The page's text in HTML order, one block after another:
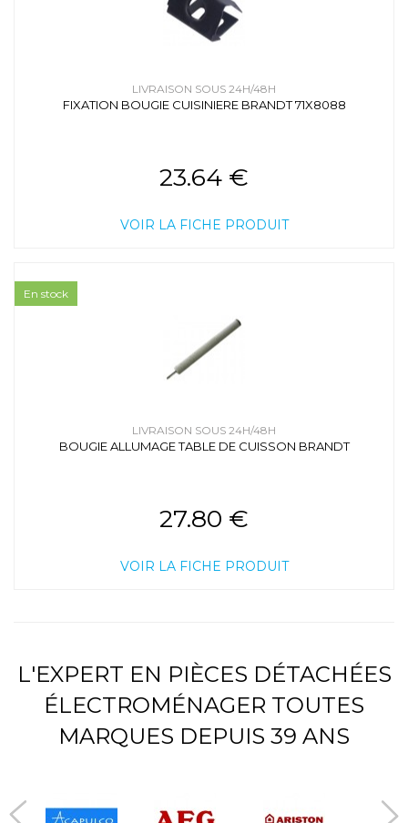
LIVRAISON SOUS 24H/48H
FIXATION BOUGIE CUISINIERE BRANDT 71X8088
23.64 €
VOIR LA FICHE PRODUIT
LIVRAISON SOUS 24H/48H
BOUGIE ALLUMAGE TABLE DE CUISSON BRANDT
27.80 €
VOIR LA FICHE PRODUIT
En stock
L'EXPERT EN PIÈCES DÉTACHÉES
ÉLECTROMÉNAGER TOUTES
MARQUES DEPUIS 39 ANS